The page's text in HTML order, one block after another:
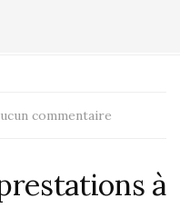
commentaire
à